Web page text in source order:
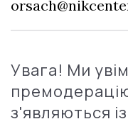
Увага! Ми
з'являються